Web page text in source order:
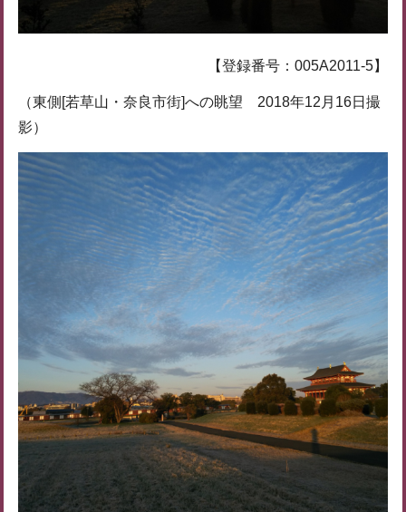
【登録番号：005A2011-5】
（東側[若草山・奈良市街]への眺望 2018年12月16日撮
影）